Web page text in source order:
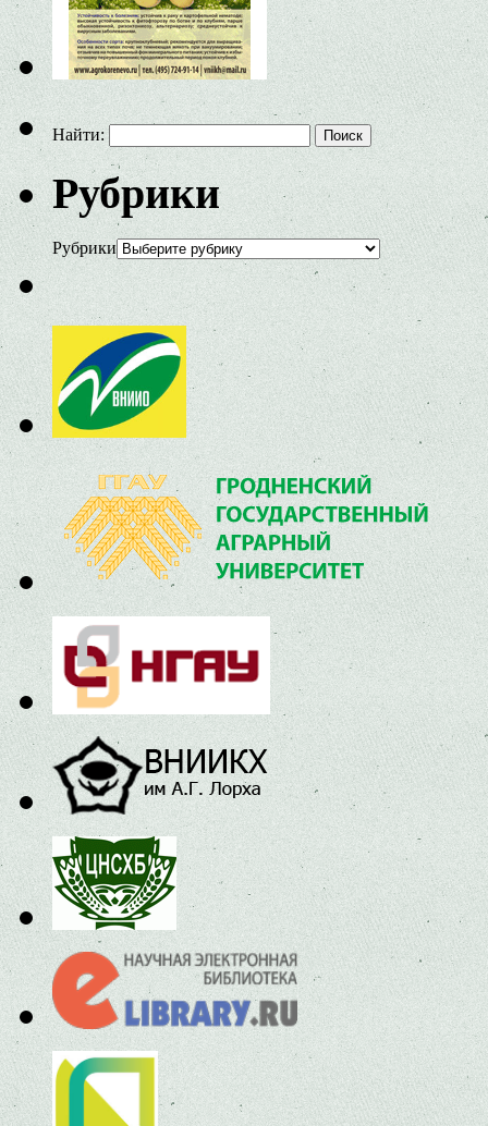
Найти:
Рубрики
Рубрики